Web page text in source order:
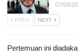
07/08/
PREV NEXT
Pertemuan ini